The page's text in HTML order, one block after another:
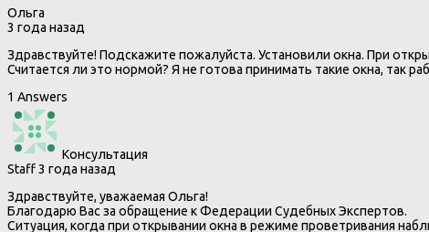
Ольга
3 года назад
Здравствуйте! Подскажите пожалуйста. Установили окна. При
Считается ли это нормой? Я не готова принимать такие окна, так
1 Answers
Консультация
Staff3 года назад
Здравствуйте, уважаемая Ольга!
Благодарю Вас за обращение к Федерации Судебных Экспертов.
Ситуация, когда при открывании окна в режиме проветривания